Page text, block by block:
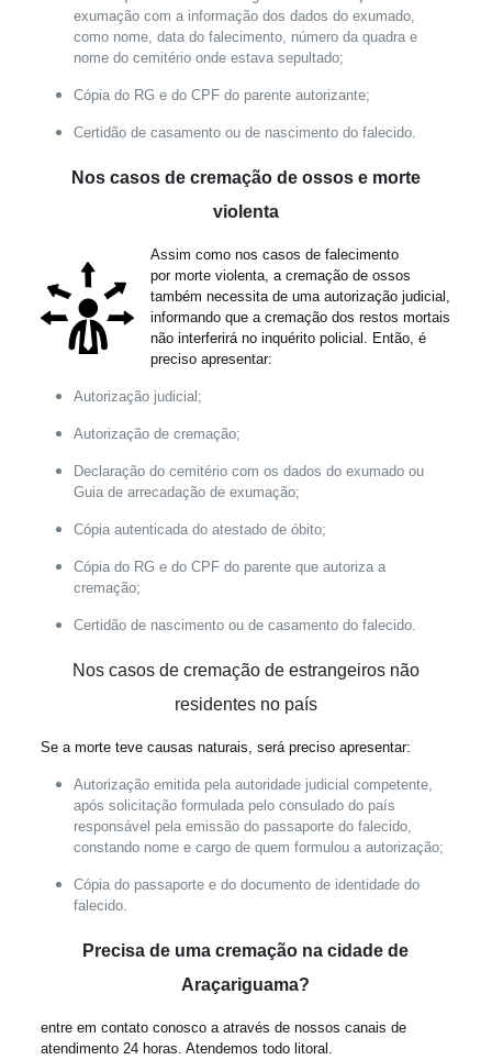
exumação com a informação dos dados do exumado,
como nome, data do falecimento, número da quadra e
nome do cemitério onde estava sepultado;
Cópia do RG e do CPF do parente autorizante;
Certidão de casamento ou de nascimento do falecido.
Nos casos de cremação de ossos e morte
violenta
Assim como nos casos de falecimento
por morte violenta, a cremação de ossos
também necessita de uma autorização judicial,
informando que a cremação dos restos mortais
não interferirá no inquérito policial. Então, é
preciso apresentar:
Autorização judicial;
Autorização de cremação;
Declaração do cemitério com os dados do exumado ou
Guia de arrecadação de exumação;
Cópia autenticada do atestado de óbito;
Cópia do RG e do CPF do parente que autoriza a
cremação;
Certidão de nascimento ou de casamento do falecido.
Nos casos de cremação de estrangeiros não
residentes no país
Se a morte teve causas naturais, será preciso apresentar:
Autorização emitida pela autoridade judicial competente,
após solicitação formulada pelo consulado do país
responsável pela emissão do passaporte do falecido,
constando nome e cargo de quem formulou a autorização;
Cópia do passaporte e do documento de identidade do
falecido.
Precisa de uma cremação na cidade de
Araçariguama?
entre em contato conosco a através de nossos canais de
atendimento 24 horas. Atendemos todo litoral.